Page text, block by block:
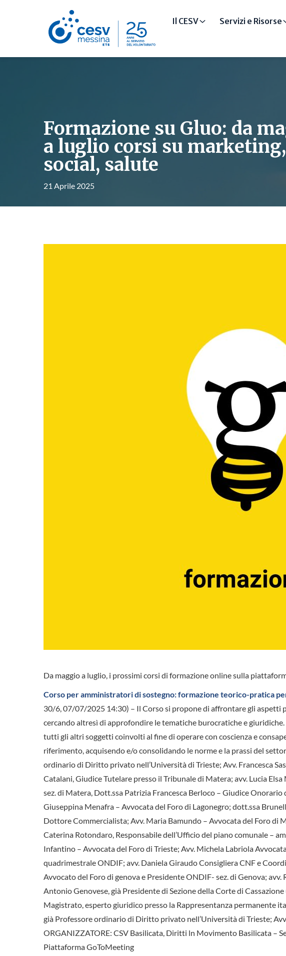
Il CESV Servizi e Risorse
Formazione su Gluo: da
a luglio corsi su marketing,
social, salute
21 Aprile 2025
Da maggio a luglio, i prossimi corsi di formazione online sulla
Corso per amministratori di sostegno: formazione teorico-pratica
30/6, 07/07/2025 14:30) – Il Corso si propone di affrontare gli
cercando altresì di approfondire le tematiche burocratiche e
tutti gli altri soggetti coinvolti al fine di operare con coscienza e
riferimento, acquisendo e/o consolidando le norme e la prassi del
ordinario di Diritto privato nell’Università di Trieste; Avv. Francesca
Catalani, Giudice Tutelare presso il Tribunale di Matera; avv. Lucia
sez. di Matera, Dott.ssa Patrizia Francesca Berloco – Giudice
Giuseppina Menafra – Avvocata del Foro di Lagonegro; dott.ssa
Dottore Commercialista; Avv. Maria Bamundo – Avvocata del Foro di
Caterina Rotondaro, Responsabile dell’Ufficio del piano comunale –
Infantino – Avvocata del Foro di Trieste; Avv. Michela Labriola
quadrimestrale ONDIF; avv. Daniela Giraudo Consigliera CNF e
Avvocato del Foro di genova e Presidente ONDIF- sez. di Genova;
Antonio Genovese, già Presidente di Sezione della Corte di
Magistrato, esperto giuridico presso la Rappresentanza permanente
già Professore ordinario di Diritto privato nell’Università di Trieste;
ORGANIZZATORE: CSV Basilicata, Diritti ln Movimento Basilicata –
Piattaforma GoToMeeting